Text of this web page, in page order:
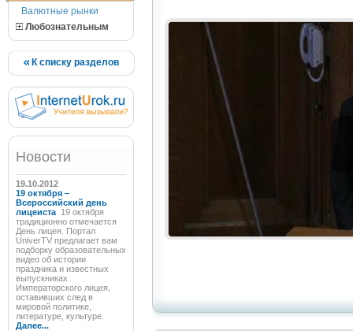
Валютные рынки
Любознательным
К списку разделов
Новости
19.10.2012
19 октября –
Всероссийский день
лицеиста 19 октября
традиционно отмечается
День лицея. Портал
UniverTV предлагает вам
подборку образовательных
видео об истории
праздника и известных
выпускниках
Императорского лицея,
оставивших след в
мировой политике,
литературе, культуре.
Далее...